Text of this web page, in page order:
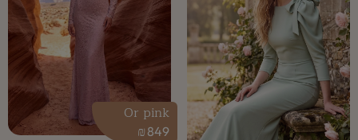
849
₪
Or pink